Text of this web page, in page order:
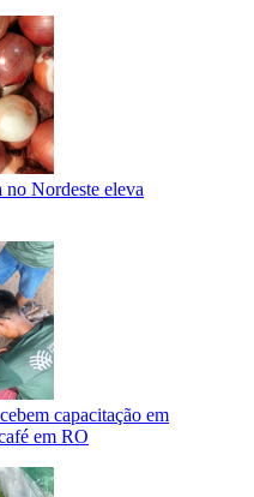
no Nordeste eleva
capacitação em
em RO